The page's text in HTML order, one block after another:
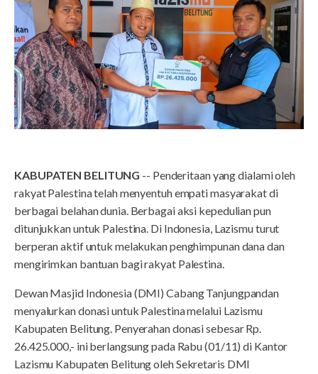
KABUPATEN BELITUNG -- Penderitaan yang dialami oleh
rakyat Palestina telah menyentuh empati masyarakat di
berbagai belahan dunia. Berbagai aksi kepedulian pun
ditunjukkan untuk Palestina. Di Indonesia, Lazismu turut
berperan aktif untuk melakukan penghimpunan dana dan
mengirimkan bantuan bagi rakyat Palestina.
Dewan Masjid Indonesia (DMI) Cabang Tanjungpandan
menyalurkan donasi untuk Palestina melalui Lazismu
Kabupaten Belitung. Penyerahan donasi sebesar Rp.
26.425.000,- ini berlangsung pada Rabu (01/11) di Kantor
Lazismu Kabupaten Belitung oleh Sekretaris DMI